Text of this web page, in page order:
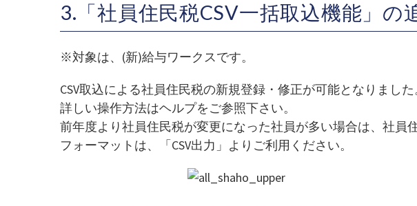
3.「社員住民税CSV一括取込機能」の
※対象は、(新)給与ワークスです。
CSV取込による社員住民税の新規登録・修正が可能となりました
詳しい操作方法はヘルプをご参照下さい。
前年度より社員住民税が変更になった社員が多い場合は、社員
フォーマットは、「CSV出力」よりご利用ください。